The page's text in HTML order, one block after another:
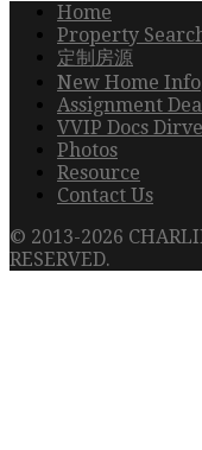
Home
Property
定制房源
New Home Info
Assignment
VVIP Docs Dirve
Photos
Resource
Contact Us
© 2013-2026
RESERVED.